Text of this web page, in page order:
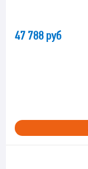
47 788 руб